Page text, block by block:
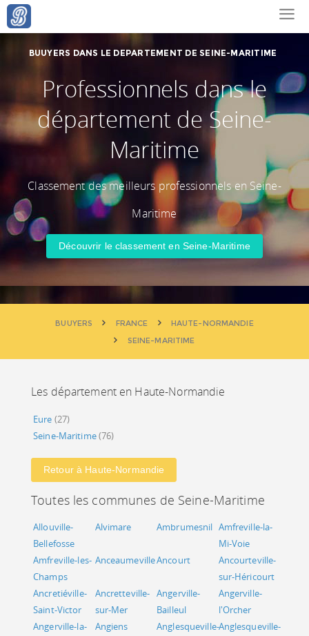
BUUYERS DANS LE DEPARTEMENT DE SEINE-MARITIME
Professionnels dans le
département de Seine-
Maritime
Classement des meilleurs professionnels en Seine-
Maritime
Découvrir le classement en Seine-Maritime
BUUYERS FRANCE
HAUTE-NORMANDIE
SEINE-MARITIME
Les département en Haute-Normandie
Eure (27)
Seine-Maritime(76)
Retour à Haute-Normandie
Toutes les communes de Seine-Maritime
Allouville-
Bellefosse
Alvimare Ambrumesnil Amfreville-la-
Mi-Voie
Amfreville-les-
Champs
AnceaumevilleAncourt
Ancourteville-
sur-Héricourt
Ancretiéville-
Saint-Victor
Ancretteville-
sur-Mer
Angerville-
Bailleul
Angerville-
l'Orcher
Angerville-la-
Angiens
Anglesqueville-Anglesqueville-